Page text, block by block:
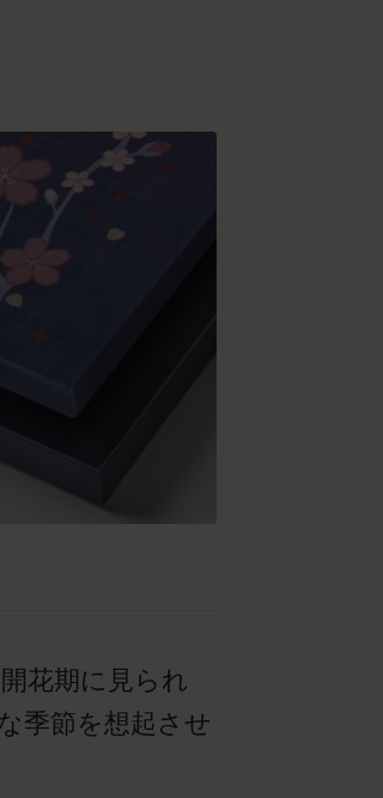
花期に見られ
季節を想起させ